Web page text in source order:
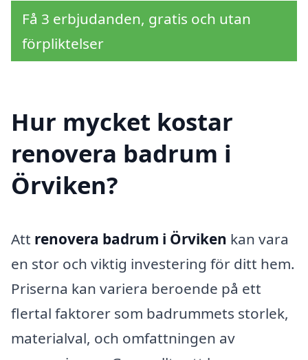
Få 3 erbjudanden, gratis och utan
förpliktelser
Hur mycket kostar
renovera badrum i
Örviken?
Att renovera badrum i Örviken kan vara
en stor och viktig investering för ditt hem.
Priserna kan variera beroende på ett
flertal faktorer som badrummets storlek,
materialval, och omfattningen av